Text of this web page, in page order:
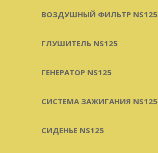
ВОЗДУШНЫЙ ФИЛЬТР NS125
ГЛУШИТЕЛЬ NS125
ГЕНЕРАТОР NS125
СИСТЕМА ЗАЖИГАНИЯ NS125
СИДЕНЬЕ NS125